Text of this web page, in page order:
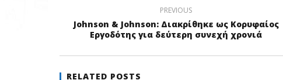
PREVIOUS
Johnson & Johnson: Διακρίθηκε ως Κορυφαίος
Εργοδότης για δεύτερη συνεχή χρονιά
RELATED POSTS